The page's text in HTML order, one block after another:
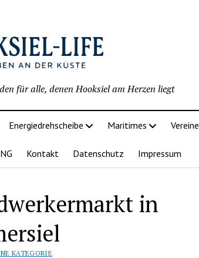
für alle, denen Hooksiel am Herzen liegt
Energiedrehscheibe Maritimes Vereine
Kontakt Datenschutz Impressum
in
KATEGORIE